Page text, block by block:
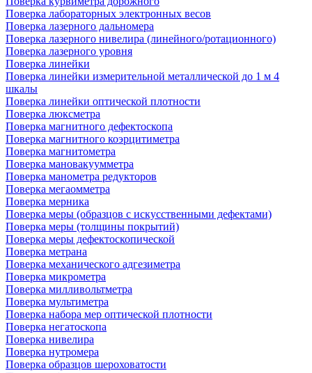
Поверка лабораторных электронных весов
Поверка лазерного дальномера
Поверка лазерного нивелира (линейного/ротационного)
Поверка лазерного уровня
Поверка линейки
Поверка линейки измерительной металлической до 1 м 4
шкалы
Поверка линейки оптической плотности
Поверка люксметра
Поверка магнитного дефектоскопа
Поверка магнитного коэрцитиметра
Поверка магнитометра
Поверка мановакуумметра
Поверка манометра редукторов
Поверка мегаомметра
Поверка мерника
Поверка меры (образцов с искусственными дефектами)
Поверка меры (толщины покрытий)
Поверка меры дефектоскопической
Поверка метрана
Поверка механического адгезиметра
Поверка микрометра
Поверка милливольтметра
Поверка мультиметра
Поверка набора мер оптической плотности
Поверка негатоскопа
Поверка нивелира
Поверка нутромера
Поверка образцов шероховатости